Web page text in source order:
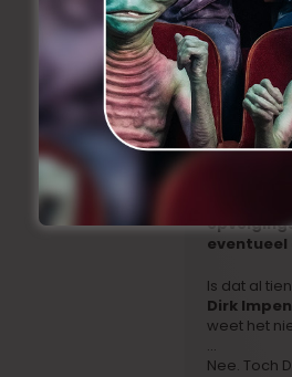
Ik zou
terugkomt
wenen als
en dat
bedoel
Ik vergeet
5) Het
einde.
eventueel
Is dat al
Dirk
weet het
…
Nee. Toch